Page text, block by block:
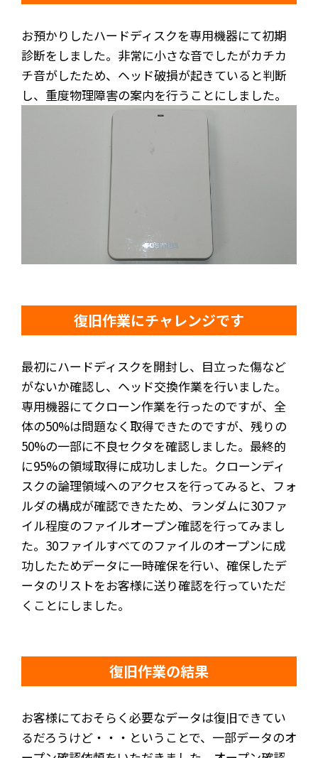
お預かりしたハードディスクを専用機器にて初期
診断をしました。非常に小さな音でしたがカチカ
チ音がしたため、ヘッド破損が起きていると判断
し、重度物理障害の案内を行うことにしました。
復旧作業にチャレンジです
最初にハードディスクを開封し、目立った傷など
がないか確認し、ヘッド交換作業を行いました。
専用機器にてクローン作業を行ったのですが、全
体の50%は問題なく取得できたのですが、残りの
50%の一部に不良セクタを確認しました。最終的
に95%の領域取得に成功しました。クローンディ
スクの論理領域へのアクセスを行ってみると、フォ
ルダの構成が確認できたため、ランダムに30ファ
イル程度のファイルオープン確認を行ってみまし
た。30ファイルすべてのファイルのオープンに成
功したためデータに一時確保を行い、確保したデ
ータのリストをお客様に送り確認を行っていただ
くことにしました。
復旧作業の結果
お客様にておそらく必要なデータは復旧できてい
るだろうけど・・・ということで、一部データのオ